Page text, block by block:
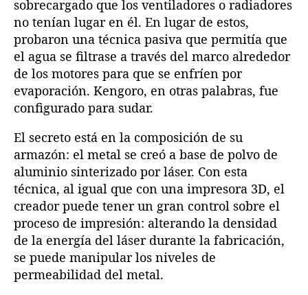
sobrecargado que los ventiladores o radiadores
no tenían lugar en él. En lugar de estos,
probaron una técnica pasiva que permitía que
el agua se filtrase a través del marco alrededor
de los motores para que se enfríen por
evaporación. Kengoro, en otras palabras, fue
configurado para sudar.
El secreto está en la composición de su
armazón: el metal se creó a base de polvo de
aluminio sinterizado por láser. Con esta
técnica, al igual que con una impresora 3D, el
creador puede tener un gran control sobre el
proceso de impresión: alterando la densidad
de la energía del láser durante la fabricación,
se puede manipular los niveles de
permeabilidad del metal.